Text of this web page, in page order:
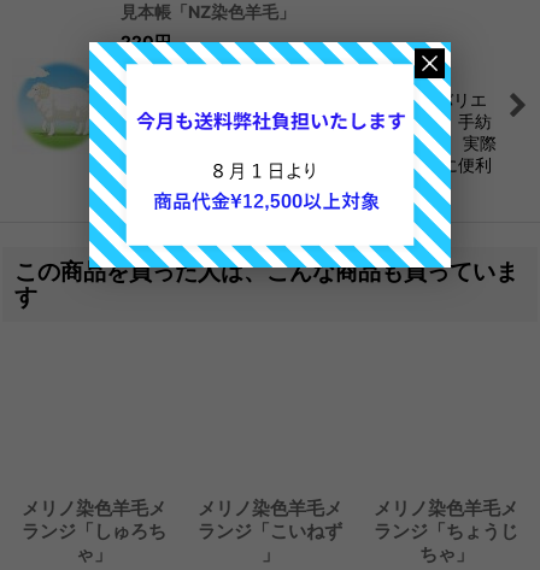
見本帳「NZ染色羊毛」
220円
在庫数 あり
「NZ染色羊毛単品」40種類以上のカラーバリエ
ーションニードル、ハンドメイドフェルト、手紡
ぎ、、と何にでも使いやすいタイプの羊毛。 実際
の羊毛が貼り付けてありますので色の確認に便利
です。 &…
この商品を買った人は、こんな商品も買っていま
す
メリノ染色羊毛メ
ランジ「しゅろち
ゃ」
メリノ染色羊毛メ
ランジ「こいねず
」
メリノ染色羊毛メ
ランジ「ちょうじ
ちゃ」